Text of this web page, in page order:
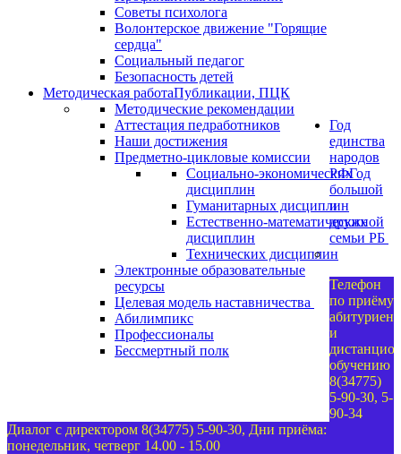
Советы психолога
Волонтерское движение "Горящие
сердца"
Социальный педагог
Безопасность детей
Методическая работаПубликации, ПЦК
Методические рекомендации
Аттестация педработников
Наши достижения
Предметно-цикловые комиссии
Социально-экономических
дисциплин
Гуманитарных дисциплин
Естественно-математических
дисциплин
Технических дисциплин
Электронные образовательные
ресурсы
Целевая модель наставничества
Абилимпикс
Профессионалы
Год
единства
народов
РФГод
большой
и
дружной
семьи РБ
Бессмертный полк
Телефон
по приёму
и
обучению
8(34775)
5-90-30, 5-
90-34
Диалог с директором 8(34775) 5-90-30, Дни приёма:
понедельник, четверг 14.00 - 15.00